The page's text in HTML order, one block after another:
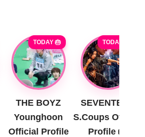
TODAY 🎂
THE BOYZ
Younghoon
Official Profile
TODAY 🎂
SEVENTEEN
S.Coups Official
Profile 🎂